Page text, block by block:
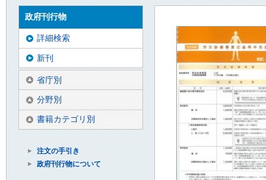
政府刊行物
詳細検索
新刊
省庁別
分野別
書籍カテゴリ別
注文の手引き
政府刊行物について